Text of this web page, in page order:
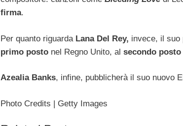
firma.
Per quanto riguarda Lana Del Rey, invece, il suo
primo posto nel Regno Unito, al secondo posto
Azealia Banks, infine, pubblicherà il suo nuovo
Photo Credits | Getty Images